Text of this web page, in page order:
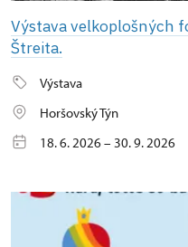
Výstava velkoplošných
Štreita.
Výstava
Horšovský Týn
18. 6. 2026 – 30. 9. 2026